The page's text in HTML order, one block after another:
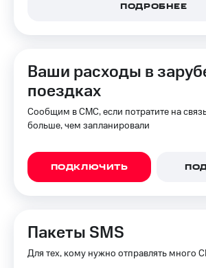
ПОДРОБНЕЕ
Ваши расходы в
поездках
Сообщим в СМС, если потратите на
больше, чем запланировали
ПОДКЛЮЧИТЬ
Пакеты SMS
Для тех, кому нужно отправлять